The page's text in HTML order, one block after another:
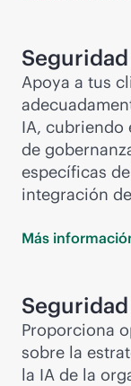
Apoya a tus
IA, cubriendo
de
específicas
integración
Más
Proporciona
sobre la
la IA de la